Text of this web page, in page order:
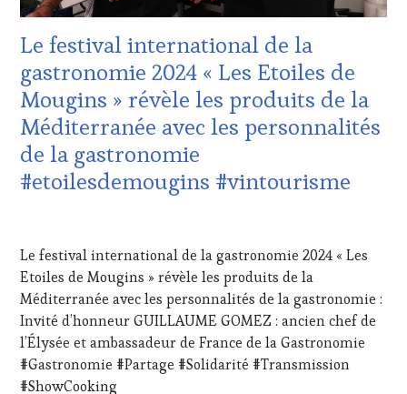
LES
DU
ET
DE
LA
HAUTE
GASTRONOMIE
FRANÇAISE
INVITATIONS
WINE
TASTING,
MASTERCLASS,
MÉDIAS,
PRESSE
ÉCRITE,
RADIO,
TV,
Le festival international de la
gastronomie 2024 « Les Etoiles de
Mougins » révèle les produits de la
Méditerranée avec les personnalités
de la gastronomie
#etoilesdemougins #vintourisme
2024
Le festival international de la gastronomie 2024 « Les
Etoiles de Mougins » révèle les produits de la
Méditerranée avec les personnalités de la gastronomie :
Invité d’honneur GUILLAUME GOMEZ : ancien chef de
l’Élysée et ambassadeur de France de la Gastronomie
#Gastronomie #Partage #Solidarité #Transmission
#ShowCooking